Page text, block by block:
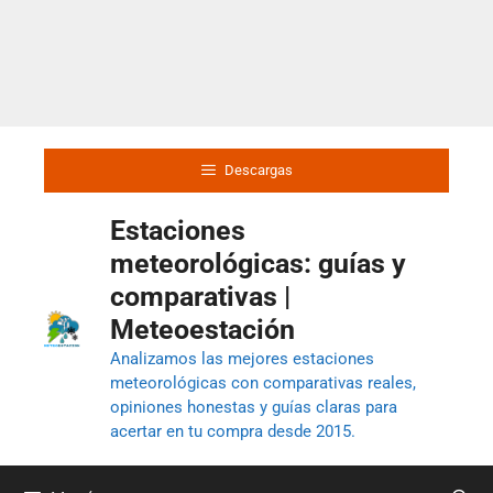
Descargas
Estaciones
meteorológicas: guías y
comparativas |
Meteoestación
Analizamos las mejores estaciones
meteorológicas con comparativas reales,
opiniones honestas y guías claras para
acertar en tu compra desde 2015.